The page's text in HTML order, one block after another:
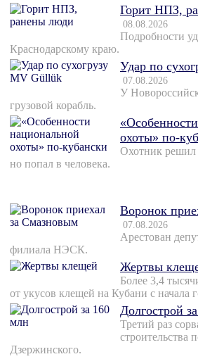
Горит НПЗ,
08.08.2026
Подробности
Краснодарскому краю.
Удар по
07.08.2026
У
грузовой корабль.
охоты» по-
Охотник решил
но попал в человека.
Воронок
07.08.2026
Арестован
филиала НЭСК.
Жертвы
Более 3,4
от укусов клещей на Кубани с начала
Долгострой
Третий раз
строительства
Дзержинского.